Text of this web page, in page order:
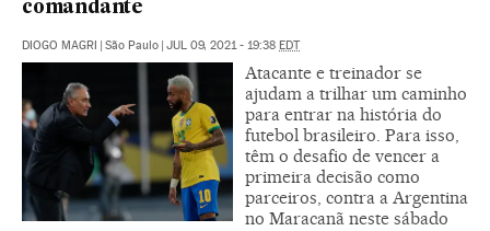
comandante
DIOGO MAGRI São Paulo JUL 09, 2021 - 19:38 EDT
Atacante e treinador se
ajudam a trilhar um caminho
para entrar na história do
futebol brasileiro. Para isso,
têm o desafio de vencer a
primeira decisão como
parceiros, contra a Argentina
no Maracanã neste sábado